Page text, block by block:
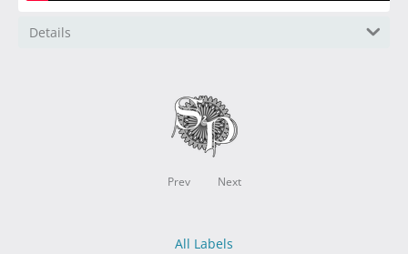
Details
Prev Next
All Labels